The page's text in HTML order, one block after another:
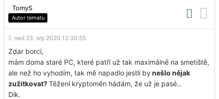
TomyS
Autor tematu
ned 23. srp 2020 12:30:55
Zdar borci,
mám doma staré PC, které patří už tak maximálně na smetiště,
ale než ho vyhodím, tak mě napadlo jestli bynešlo nějak
zužitkovat?Těžení kryptoměn hádám, že už je pasé..
Dík.